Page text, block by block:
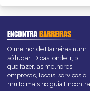
ENCONTRABARREIRAS
O melhor de Barreiras num
só lugar! Dicas, onde ir, o
que fazer, as melhores
empresas, locais, serviços e
muito mais no guia Encontra